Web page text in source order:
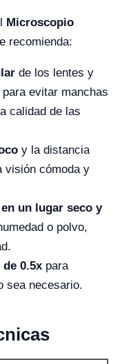
Microscopio
recomienda:
de los lentes y
evitar manchas
calidad de las
y la distancia
visión cómoda y
un lugar seco y
o polvo,
0.5x para
sea necesario.